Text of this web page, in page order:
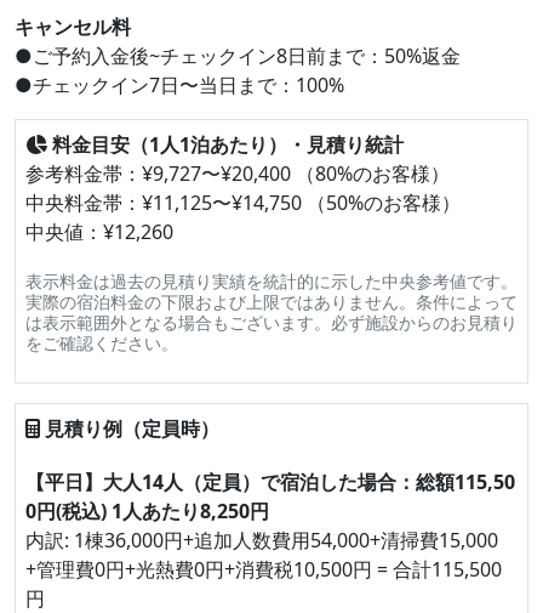
キャンセル料
●ご予約入金後~チェックイン8日前まで：50%返金
●チェックイン7日〜当日まで：100%
料金目安（1人1泊あたり）・見積り統計
参考料金帯：¥9,727〜¥20,400 （80%のお客様）
中央料金帯：¥11,125〜¥14,750 （50%のお客様）
中央値：¥12,260
表示料金は過去の見積り実績を統計的に示した中央参考値です。
実際の宿泊料金の下限および上限ではありません。条件によって
は表示範囲外となる場合もございます。必ず施設からのお見積り
をご確認ください。
見積り例（定員時）
【平日】大人14人（定員）で宿泊した場合：総額115,50
0円(税込) 1人あたり8,250円
内訳: 1棟36,000円+追加人数費用54,000+清掃費15,000
+管理費0円+光熱費0円+消費税10,500円 = 合計115,500
円